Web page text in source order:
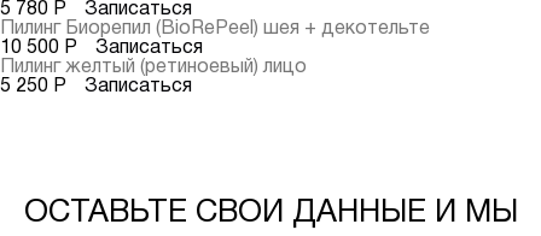
5 780 Р
Записаться
Пилинг Биорепил (BioRePeel) шея + декотельте
10 500 Р
Записаться
Пилинг желтый (ретиноевый) лицо
5 250 Р
Записаться
ОСТАВЬТЕ СВОИ ДАННЫЕ И МЫ